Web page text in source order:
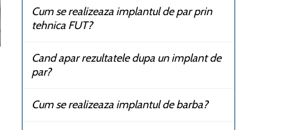
Cum se realizeaza implantul de par prin
tehnica FUT?
Cand apar rezultatele dupa un implant de
par?
Cum se realizeaza implantul de barba?